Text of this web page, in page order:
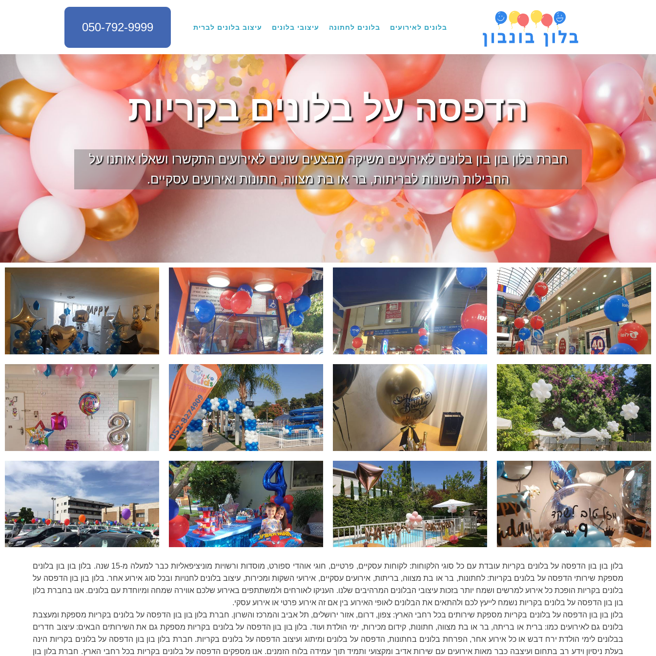
בלונים לאירועים בלונים לחתונה עיצובי בלונים עיצוב בלונים לברית 050-792-9999
הדפסה על בלונים בקריות
חברת בלון בון בון בלונים לאירועים משיקה מבצעים שונים לאירועים התקשרו ושאלו אותנו על
החבילות השונות לבריתות, בר או בת מצווה, חתונות ואירועים עסקיים.
בלון בון בון הדפסה על בלונים בקריות עובדת עם כל סוגי הלקוחות: לקוחות עסקיים, פרטיים, חוגי אוהדי ספורט, מוסדות ורשויות מוניציפאליות כבר למעלה מ-15 שנה. בלון בון בון בלונים
מספקת שירותי הדפסה על בלונים בקריות: לחתונות, בר או בת מצווה, בריתות, אירועים עסקיים, אירועי השקות ומכירות, עיצוב בלונים לחנויות ובכל סוג אירוע אחר. בלון בון בון הדפסה על
בלונים בקריות הופכת כל אירוע למרשים ושמח יותר בזכות עיצובי הבלונים המרהיבים שלנו. העניקו לאורחים ולמשתתפים באירוע שלכם אווירה שמחה ומיוחדת עם בלונים. אנו בחברת בלון
בון בון הדפסה על בלונים בקריות נשמח לייעץ לכם ולהתאים את הבלונים לאופי האירוע בין אם זה אירוע פרטי או אירוע עסקי.
בלון בון בון הדפסה על בלונים בקריות מספקת שירותים בכל רחבי הארץ: צפון, דרום, אזור ירושלים, תל אביב והמרכז והשרון. חברת בלון בון בון הדפסה על בלונים בקריות מספקת ומעצבת
בלונים גם לאירועים כמו: ברית או בריתה, בר או בת מצווה, חתונות, קידום מכירות, ימי הולדת ועוד. בלון בון בון הדפסה על בלונים בקריות מספקת גם את השירותים הבאים: עיצוב חדרים
בבלונים לימי הולדת ירח דבש או כל אירוע אחר, הפרחת בלונים בחתונות, הדפסה על בלונים ומיתוג ועיצוב הדפסה על בלונים בקריות. חברת בלון בון בון הדפסה על בלונים בקריות הינה
בעלת ניסיון וידע רב בתחום ועיצבה כבר מאות אירועים עם שירות אדיב ומקצועי ותמיד תוך עמידה בלוח הזמנים. אנו מספקים הדפסה על בלונים בקריות בכל רחבי הארץ. חברת בלון בון